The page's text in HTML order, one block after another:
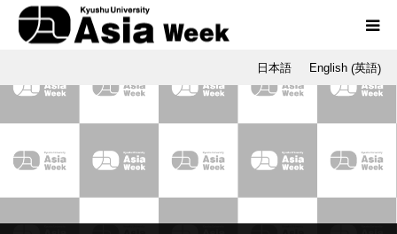
日本語 English (英語)
オープニング・千秋楽
アジア・オセアニア機構